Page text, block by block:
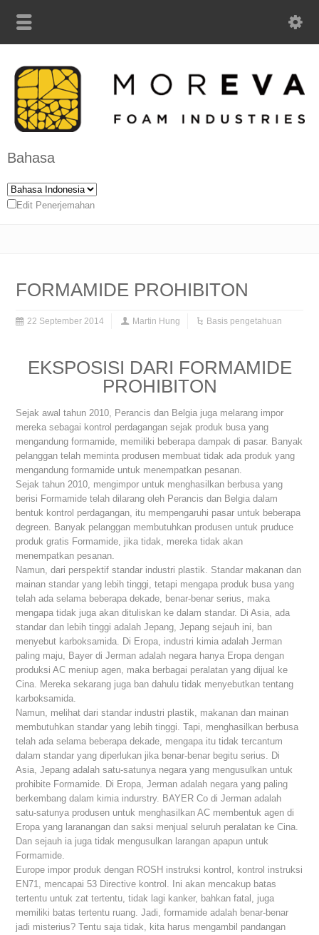
Bahasa
Edit Penerjemahan
FORMAMIDE PROHIBITON
22 September 2014 Martin Hung Basis pengetahuan
EKSPOSISI DARI FORMAMIDE
PROHIBITON
Sejak awal tahun 2010, Perancis dan Belgia juga melarang impor
mereka sebagai kontrol perdagangan sejak produk busa yang
mengandung formamide, memiliki beberapa dampak di pasar. Banyak
pelanggan telah meminta produsen membuat tidak ada produk yang
mengandung formamide untuk menempatkan pesanan.
Sejak tahun 2010, mengimpor untuk menghasilkan berbusa yang
berisi Formamide telah dilarang oleh Perancis dan Belgia dalam
bentuk kontrol perdagangan, itu mempengaruhi pasar untuk beberapa
degreen. Banyak pelanggan membutuhkan produsen untuk pruduce
produk gratis Formamide, jika tidak, mereka tidak akan
menempatkan pesanan.
Namun, dari perspektif standar industri plastik. Standar makanan dan
mainan standar yang lebih tinggi, tetapi mengapa produk busa yang
telah ada selama beberapa dekade, benar-benar serius, maka
mengapa tidak juga akan dituliskan ke dalam standar. Di Asia, ada
standar dan lebih tinggi adalah Jepang, Jepang sejauh ini, ban
menyebut karboksamida. Di Eropa, industri kimia adalah Jerman
paling maju, Bayer di Jerman adalah negara hanya Eropa dengan
produksi AC meniup agen, maka berbagai peralatan yang dijual ke
Cina. Mereka sekarang juga ban dahulu tidak menyebutkan tentang
karboksamida.
Namun, melihat dari standar industri plastik, makanan dan mainan
membutuhkan standar yang lebih tinggi. Tapi, menghasilkan berbusa
telah ada selama beberapa dekade, mengapa itu tidak tercantum
dalam standar yang diperlukan jika benar-benar begitu serius. Di
Asia, Jepang adalah satu-satunya negara yang mengusulkan untuk
prohibite Formamide. Di Eropa, Jerman adalah negara yang paling
berkembang dalam kimia indurstry. BAYER Co di Jerman adalah
satu-satunya produsen untuk menghasilkan AC membentuk agen di
Eropa yang laranangan dan saksi menjual seluruh peralatan ke Cina.
Dan sejauh ia juga tidak mengusulkan larangan apapun untuk
Formamide.
Europe impor produk dengan ROSH instruksi kontrol, kontrol instruksi
EN71, mencapai 53 Directive kontrol. Ini akan mencakup batas
tertentu untuk zat tertentu, tidak lagi kanker, bahkan fatal, juga
memiliki batas tertentu ruang. Jadi, formamide adalah benar-benar
jadi misterius? Tentu saja tidak, kita harus mengambil pandangan